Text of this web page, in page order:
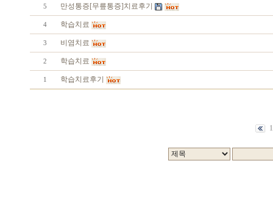
5 만성통증[무릎통증]치료후기
4 학습치료
3 비염치료
2 학습치료
1 학습치료후기
1